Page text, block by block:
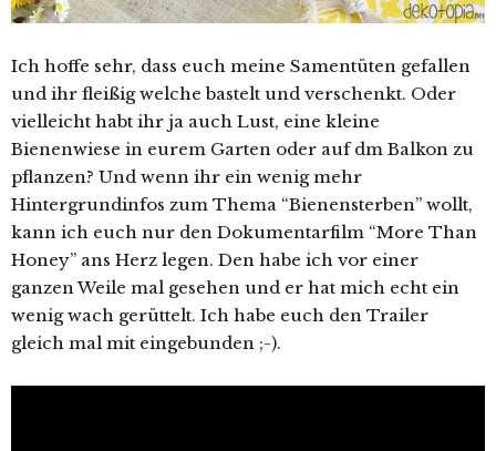
Ich hoffe sehr, dass euch meine Samentüten gefallen
und ihr fleißig welche bastelt und verschenkt. Oder
vielleicht habt ihr ja auch Lust, eine kleine
Bienenwiese in eurem Garten oder auf dm Balkon zu
pflanzen? Und wenn ihr ein wenig mehr
Hintergrundinfos zum Thema “Bienensterben” wollt,
kann ich euch nur den Dokumentarfilm “More Than
Honey” ans Herz legen. Den habe ich vor einer
ganzen Weile mal gesehen und er hat mich echt ein
wenig wach gerüttelt. Ich habe euch den Trailer
gleich mal mit eingebunden ;-).